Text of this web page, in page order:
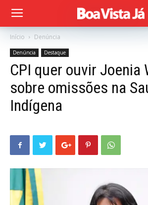
Início Denúncia
Denúncia Destaque
CPI quer ouvir Joenia
sobre omissões na
Indígena